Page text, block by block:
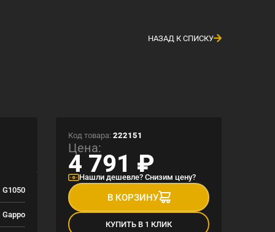
НАЗАД К СПИСКУ
G1050
Gappo
Код товара: 222151
Цена:
4 791 ₽
Нашли дешевле? Снизим цену?
В КОРЗИНУ
КУПИТЬ В 1 КЛИК